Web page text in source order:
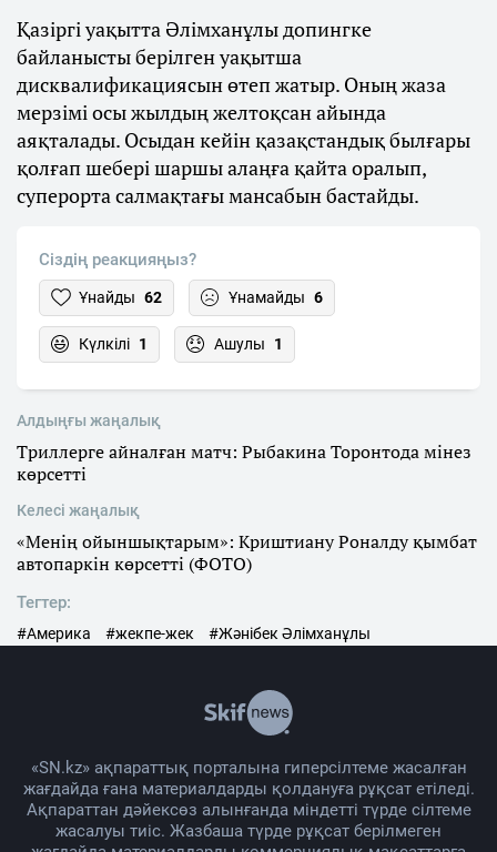
Қазіргі уақытта Әлімханұлы допингке
байланысты берілген уақытша
дисквалификациясын өтеп жатыр. Оның жаза
мерзімі осы жылдың желтоқсан айында
аяқталады. Осыдан кейін қазақстандық былғары
қолғап шебері шаршы алаңға қайта оралып,
суперорта салмақтағы мансабын бастайды.
Сіздің реакцияңыз?
Ұнайды 62 Ұнамайды 6
Күлкілі 1 Ашулы 1
Алдыңғы жаңалық
Триллерге айналған матч: Рыбакина Торонтода мінез
көрсетті
Келесі жаңалық
«Менің ойыншықтарым»: Криштиану Роналду қымбат
автопаркін көрсетті (ФОТО)
Тегтер:
#Америка #жекпе-жек #Жәнібек Әлімханұлы
«SN.kz» ақпараттық порталына гиперсілтеме жасалған
жағдайда ғана материалдарды қолдануға рұқсат етіледі.
Ақпараттан дәйексөз алынғанда міндетті түрде сілтеме
жасалуы тиіс. Жазбаша түрде рұқсат берілмеген